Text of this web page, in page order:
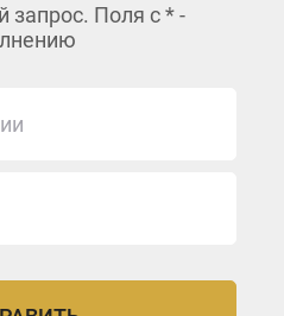
запрос. Поля с * -